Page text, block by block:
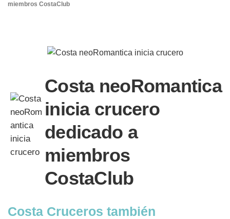
miembros CostaClub
Costa neoRomantica
inicia crucero
dedicado a
miembros
CostaClub
Costa Cruceros también